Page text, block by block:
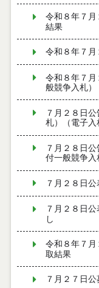
令和８年７
結果
令和８年７
令和８年７
般競争入札）
７月２８日
札）（電子入
７月２８日
付一般競争入
７月２８日
７月２８日
し
令和８年７
取結果
７月２７日